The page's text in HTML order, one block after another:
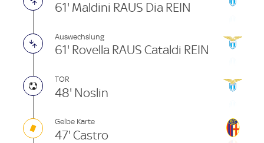
61' Maldini RAUS Dia REIN
Auswechslung
61' Rovella RAUS Cataldi REIN
TOR
48' Noslin
Gelbe Karte
47' Castro